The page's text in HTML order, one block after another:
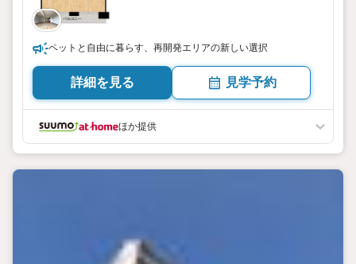
ペットと自由に暮らす、再開発エリアの新しい選択
詳細を見る 見学予約
ほか提供